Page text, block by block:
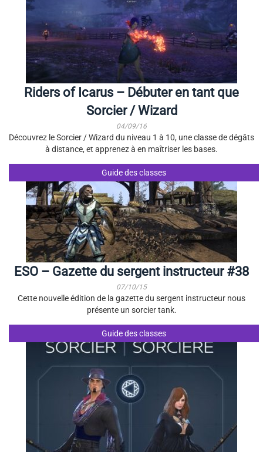
Riders of Icarus – Débuter en tant que
Sorcier / Wizard
04/09/16
Découvrez le Sorcier / Wizard du niveau 1 à 10, une classe de dégâts
à distance, et apprenez à en maîtriser les bases.
Guide des classes
ESO – Gazette du sergent instructeur #38
07/10/15
Cette nouvelle édition de la gazette du sergent instructeur nous
présente un sorcier tank.
Guide des classes